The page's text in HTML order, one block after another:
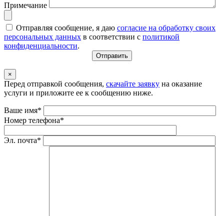
Примечание
Отправляя сообщение, я даю согласие на обработку своих
персональных данных в соответствии с политикой
конфиденциальности.
×
Перед отправкой сообщения, скачайте заявку на оказание
услуги и приложите ее к сообщению ниже.
Ваше имя*
Номер телефона*
Эл. почта*